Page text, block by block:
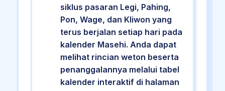
siklus pasaran Legi, Pahing,
Pon, Wage, dan Kliwon yang
terus berjalan setiap hari pada
kalender Masehi. Anda dapat
melihat rincian weton beserta
penanggalannya melalui tabel
kalender interaktif di halaman